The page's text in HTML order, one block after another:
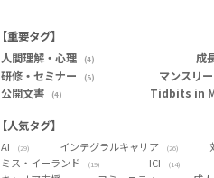
【重要タグ】
人間理解・心理
(4) 成
研修・セミナー (5) マンスリ
公開文書 (4) Tidbits in
【人気タグ】
AI (29) インテグラルキャリア (26)
ミス・イーランド (19) ICI (14)